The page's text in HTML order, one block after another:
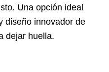
Una opción ideal
diseño innovador de
dejar huella.